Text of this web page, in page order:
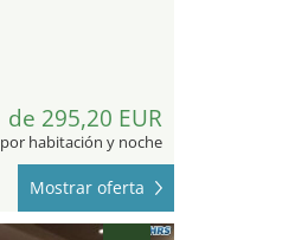
de 295,20 EUR
por habitación y noche
Mostrar oferta